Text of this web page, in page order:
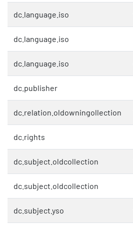
dc.language.iso
dc.language.iso
dc.language.iso
dc.publisher
dc.relation.oldowningollection
dc.rights
dc.subject.oldcollection
dc.subject.oldcollection
dc.subject.yso